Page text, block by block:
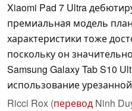
Xiaomi Pad 7 Ultra
премиальная модель
характеристики тоже
поскольку он
Samsung Galaxy Tab S10
использование
Ricci Rox (перевод Ninh